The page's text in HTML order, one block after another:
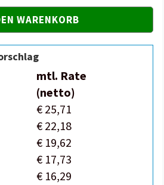
mtl. Rate
(netto)
€ 25,71
€ 22,18
€ 19,62
€ 17,73
€ 16,29